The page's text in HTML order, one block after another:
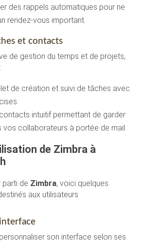
des rappels automatiques pour ne
rendez-vous important.
et contacts
de gestion du temps et de projets,
de création et suivi de tâches avec
intuitif permettant de garder
vos collaborateurs à portée de mail.
de Zimbra à
parti de Zimbra, voici quelques
aux utilisateurs
son interface selon ses